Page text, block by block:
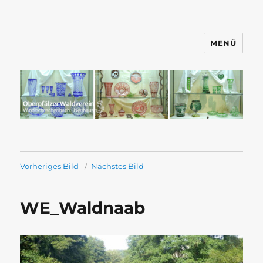
Windischeschenbach-Neuhaus
MENÜ
Vorheriges Bild Nächstes Bild
WE_Waldnaab